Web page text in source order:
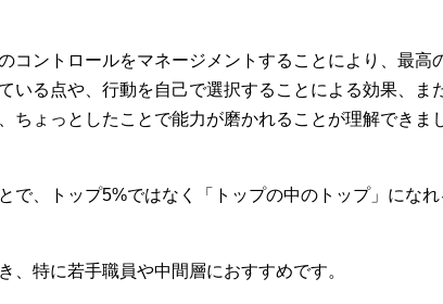
コントロールをマネージメントすることにより、最高
いる点や、行動を自己で選択することによる効果、ま
ちょっとしたことで能力が磨かれることが理解できま
で、トップ5%ではなく「トップの中のトップ」になれ
、特に若手職員や中間層におすすめです。